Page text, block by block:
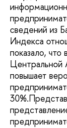
сведений из
Индекса
показало, что
Центральной
повышает